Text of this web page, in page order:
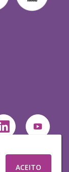
ACEITO